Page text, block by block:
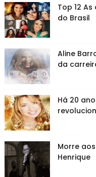
Top 12
do Brasil
Aline
da
Há 20
Morre
Henrique